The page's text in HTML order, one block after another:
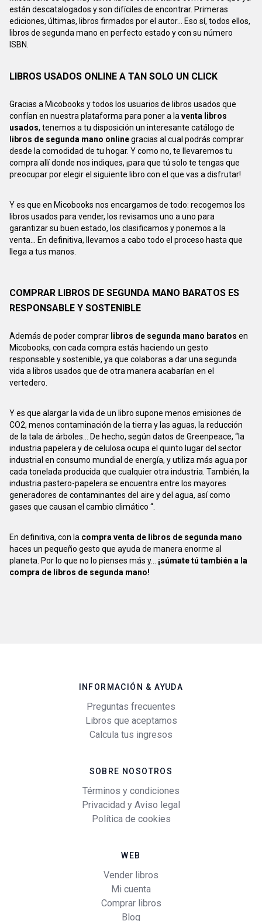
están descatalogados y son difíciles de encontrar. Primeras
ediciones, últimas, libros firmados por el autor... Eso sí, todos ellos,
libros de segunda mano en perfecto estado y con su número
ISBN.
LIBROS USADOS ONLINE A TAN SOLO UN CLICK
Gracias a Micobooks y todos los usuarios de libros usados que
confían en nuestra plataforma para poner a laventa libros
usados, tenemos a tu disposición un interesante catálogo de
libros de segunda mano onlinegracias al cual podrás comprar
desde la comodidad de tu hogar. Y como no, te llevaremos tu
compra allí donde nos indiques, ¡para que tú solo te tengas que
preocupar por elegir el siguiente libro con el que vas a disfrutar!
Y es que en Micobooks nos encargamos de todo: recogemos los
libros usados para vender, los revisamos uno a uno para
garantizar su buen estado, los clasificamos y ponemos a la
venta... En definitiva, llevamos a cabo todo el proceso hasta que
llega a tus manos.
COMPRAR LIBROS DE SEGUNDA MANO BARATOS ES
RESPONSABLE Y SOSTENIBLE
Además de poder comprar libros de segunda mano baratos en
Micobooks, con cada compra estás haciendo un gesto
responsable y sostenible, ya que colaboras a dar una segunda
vida a libros usados que de otra manera acabarían en el
vertedero.
Y es que alargar la vida de un libro supone menos emisiones de
CO2, menos contaminación de la tierra y las aguas, la reducción
de la tala de árboles... De hecho, según datos de Greenpeace, “la
industria papelera y de celulosa ocupa el quinto lugar del sector
industrial en consumo mundial de energía, y utiliza más agua por
cada tonelada producida que cualquier otra industria. También, la
industria pastero-papelera se encuentra entre los mayores
generadores de contaminantes del aire y del agua, así como
gases que causan el cambio climático “.
En definitiva, con la compra venta de libros de segunda mano
haces un pequeño gesto que ayuda de manera enorme al
planeta. Por lo que no lo pienses más y... ¡súmate tú también a la
compra de libros de segunda mano!
INFORMACIÓN & AYUDA
Preguntas frecuentes
Libros que aceptamos
Calcula tus ingresos
SOBRE NOSOTROS
Términos y condiciones
Privacidad y Aviso legal
Política de cookies
WEB
Vender libros
Mi cuenta
Comprar libros
Blog